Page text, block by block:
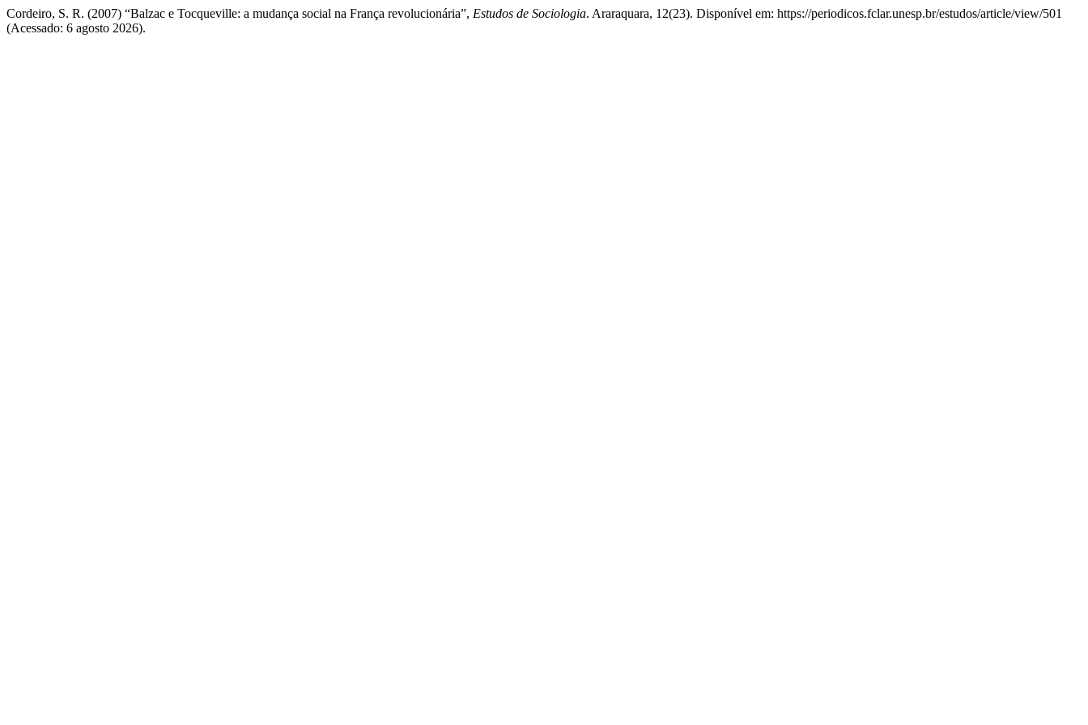
Cordeiro, S. R. (2007) “Balzac e Tocqueville: a mudança social na França revolucionária”, Estudos de Sociologia. Araraquara, 12(23). Disponível em: https://periodicos.fclar.unesp.br/estudos/article/view/501
(Acessado: 6 agosto 2026).